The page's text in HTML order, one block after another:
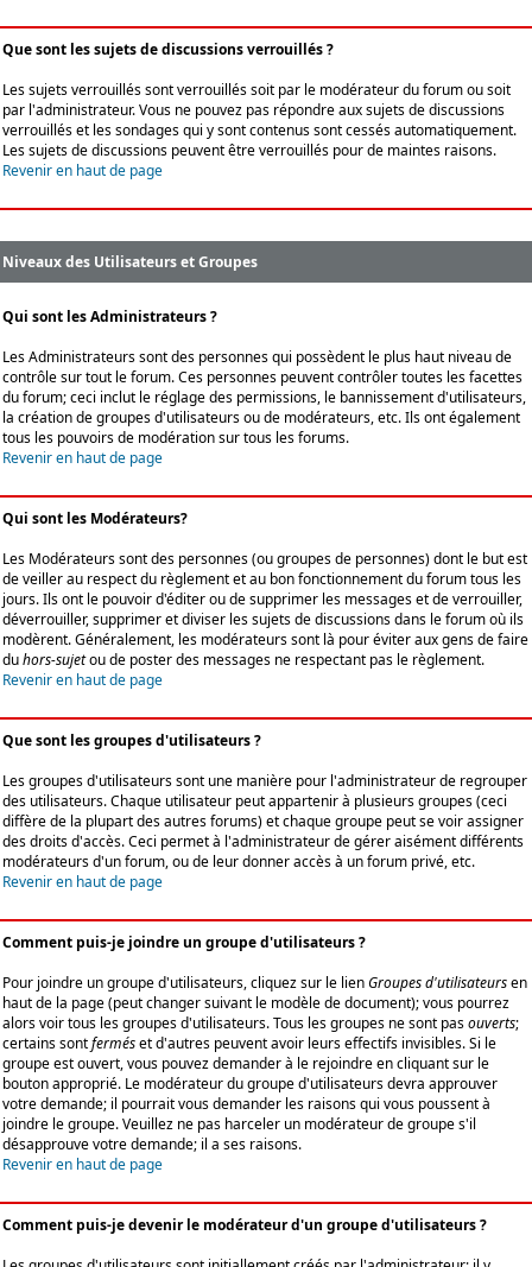
Que sont les sujets de discussions verrouillés ?
Les sujets verrouillés sont verrouillés soit par le modérateur du forum ou soit
par l'administrateur. Vous ne pouvez pas répondre aux sujets de discussions
verrouillés et les sondages qui y sont contenus sont cessés automatiquement.
Les sujets de discussions peuvent être verrouillés pour de maintes raisons.
Revenir en haut de page
Niveaux des Utilisateurs et Groupes
Qui sont les Administrateurs ?
Les Administrateurs sont des personnes qui possèdent le plus haut niveau de
contrôle sur tout le forum. Ces personnes peuvent contrôler toutes les facettes
du forum; ceci inclut le réglage des permissions, le bannissement d'utilisateurs,
la création de groupes d'utilisateurs ou de modérateurs, etc. Ils ont également
tous les pouvoirs de modération sur tous les forums.
Revenir en haut de page
Qui sont les Modérateurs?
Les Modérateurs sont des personnes (ou groupes de personnes) dont le but est
de veiller au respect du règlement et au bon fonctionnement du forum tous les
jours. Ils ont le pouvoir d'éditer ou de supprimer les messages et de verrouiller,
déverrouiller, supprimer et diviser les sujets de discussions dans le forum où ils
modèrent. Généralement, les modérateurs sont là pour éviter aux gens de faire
duhors-sujetou de poster des messages ne respectant pas le règlement.
Revenir en haut de page
Que sont les groupes d'utilisateurs ?
Les groupes d'utilisateurs sont une manière pour l'administrateur de regrouper
des utilisateurs. Chaque utilisateur peut appartenir à plusieurs groupes (ceci
diffère de la plupart des autres forums) et chaque groupe peut se voir assigner
des droits d'accès. Ceci permet à l'administrateur de gérer aisément différents
modérateurs d'un forum, ou de leur donner accès à un forum privé, etc.
Revenir en haut de page
Comment puis-je joindre un groupe d'utilisateurs ?
Pour joindre un groupe d'utilisateurs, cliquez sur le lienGroupes d'utilisateursen
haut de la page (peut changer suivant le modèle de document); vous pourrez
alors voir tous les groupes d'utilisateurs. Tous les groupes ne sont pasouverts;
certains sontferméset d'autres peuvent avoir leurs effectifs invisibles. Si le
groupe est ouvert, vous pouvez demander à le rejoindre en cliquant sur le
bouton approprié. Le modérateur du groupe d'utilisateurs devra approuver
votre demande; il pourrait vous demander les raisons qui vous poussent à
joindre le groupe. Veuillez ne pas harceler un modérateur de groupe s'il
désapprouve votre demande; il a ses raisons.
Revenir en haut de page
Comment puis-je devenir le modérateur d'un groupe d'utilisateurs ?